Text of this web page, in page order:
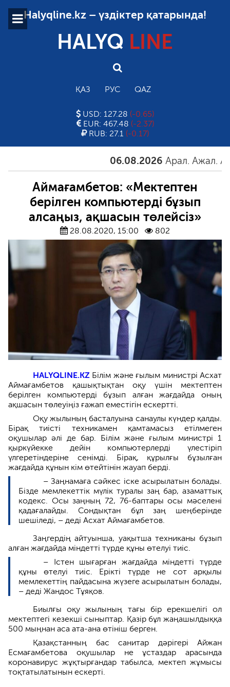
Halyqline.kz – үздіктер қатарында!
HALYQ LINE
ҚАЗ РУС QAZ
USD: 127.28 (-0.65)
EUR: 467.48 (-2.37)
RUB: 27.1 (-0.17)
06.08.2026 Арал. Ажал.
Аймағамбетов: «Мектептен
берілген компьютерді бұзып
алсаңыз, ақшасын төлейсіз»
28.08.2020, 15:00 802
HALYQLINE.KZ Білім және ғылым министрі Асхат
Аймағамбетов қашықтықтан оқу үшін мектептен
берілген компьютерді бұзып алған жағдайда оның
ақшасын төлеуіңіз ғажап еместігін ескертті.
Оқу жылының басталуына санаулы күндер қалды.
Бірақ тиісті техникамен қамтамасыз етілмеген
оқушылар әлі де бар. Білім және ғылым министрі 1
қыркүйекке дейін компьютерлерді үлестіріп
үлгеретіндеріне сенімді. Бірақ, құрылғы бұзылған
жағдайда құнын кім өтейтінін жауап берді.
– Заңнамаға сәйкес іске асырылатын болады.
Бізде мемлекеттік мүлік туралы заң бар, азаматтық
кодекс. Осы заңның 72, 76-баптары осы мәселені
қадағалайды. Сондықтан бұл заң шеңберінде
шешіледі, – деді Асхат Аймағамбетов.
Заңгердің айтуынша, уақытша техниканы бұзып
алған жағдайда міндетті түрде құны өтелуі тиіс.
– Істен шығарған жағдайда міндетті түрде
құны өтелуі тиіс. Ерікті түрде не сот арқылы
мемлекеттің пайдасына жүзеге асырылатын болады,
– деді Жандос Тұяқов.
Биылғы оқу жылының тағы бір ерекшелігі ол
мектептегі кезекші сыныптар. Қазір бұл жаңашылдыққа
500 мыңнан аса ата-ана өтініш берген.
Қазақстанның бас санитар дәрігері Айжан
Есмағамбетова оқушылар не ұстаздар арасында
коронавирус жұқтырғандар табылса, мектеп жұмысы
тоқтатылатынын ескерті.